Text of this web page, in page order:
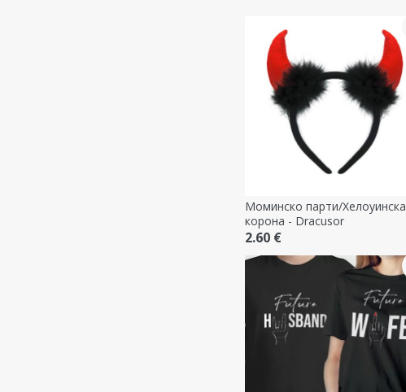
Моминско парти/Хелоуинска
корона - Dracusor
2.60 €